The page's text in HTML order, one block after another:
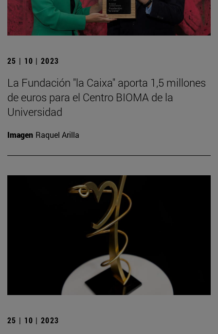
25 | 10 | 2023
La Fundación "la Caixa" aporta 1,5 millones
de euros para el Centro BIOMA de la
Universidad
Imagen Raquel Arilla
25 | 10 | 2023